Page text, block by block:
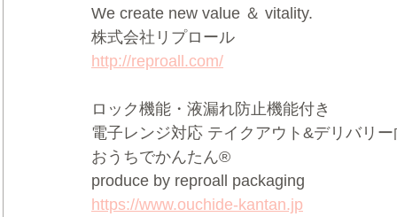
We create new value ＆ vitality.
株式会社リプロール
http://reproall.com/
ロック機能・液漏れ防止機能付き
電子レンジ対応 テイクアウト&デリバ
おうちでかんたん®
produce by reproall packaging
https://www.ouchide-kantan.jp